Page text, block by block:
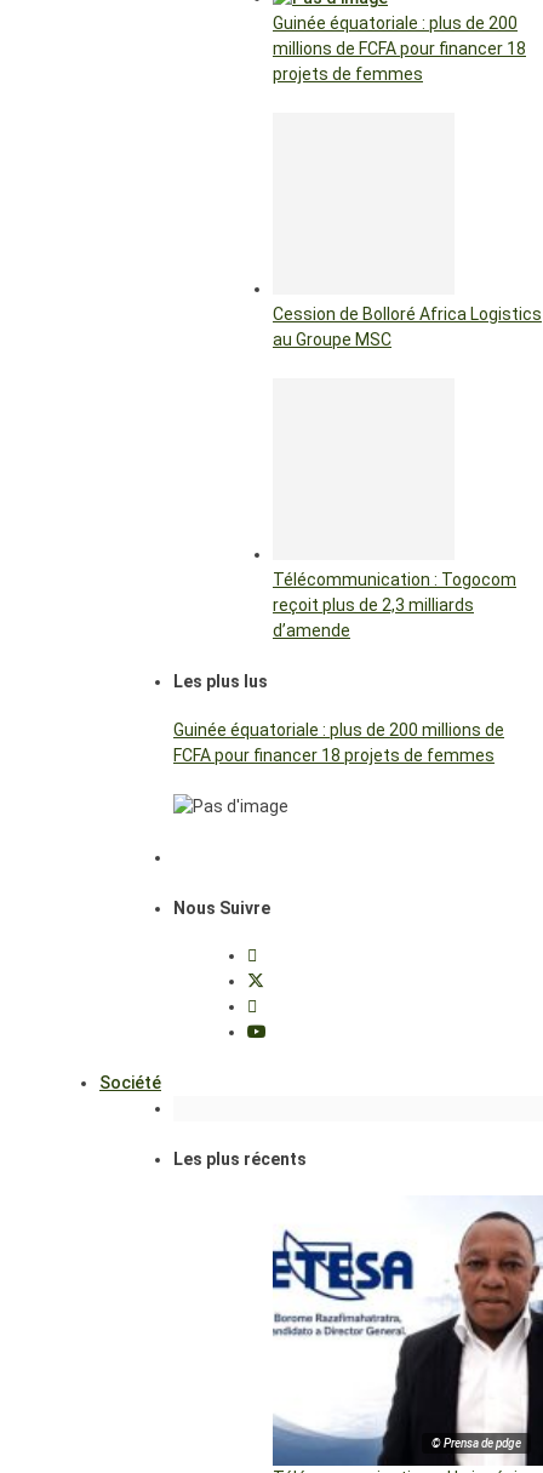
Guinée équatoriale : plus de 200
millions de FCFA pour financer 18
projets de femmes
Cession de Bolloré Africa Logistics
au Groupe MSC
Télécommunication : Togocom
reçoit plus de 2,3 milliards
d’amende
Les plus lus
Guinée équatoriale : plus de 200 millions de
FCFA pour financer 18 projets de femmes
Nous Suivre
Société
Les plus récents
© Prensa de pdge